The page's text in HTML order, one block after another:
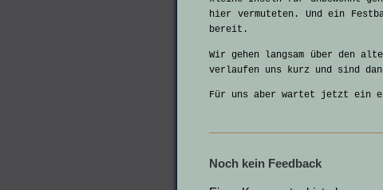
hier vermuteten. Und ein
bereit.
Wir gehen langsam über den
verlaufen uns kurz und sind
Für uns aber wartet jetzt ein
Noch kein Feedback